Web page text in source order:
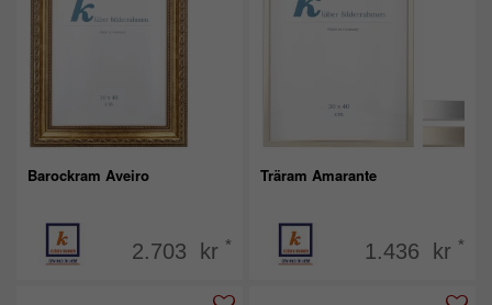
Barockram Aveiro
2.703 kr *
Träram Amarante
1.436 kr *